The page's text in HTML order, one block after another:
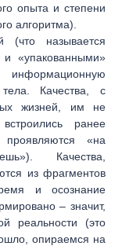
опыта и степени
алгоритма).
(что называется
и «упакованными»
Качества, с
жизней, им не
ранее
проявляются «на
Качества,
из фрагментов
и осознание
– значит,
реальности (это
опираемся на